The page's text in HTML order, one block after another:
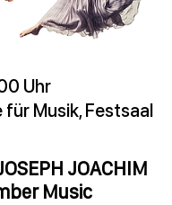
Uhr
für Musik, Festsaal
JOACHIM
Music